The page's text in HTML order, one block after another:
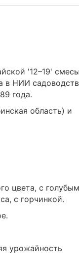
'12–19'
в НИИ
года.
область) и
цвета, с голубым
с горчинкой.
урожайность